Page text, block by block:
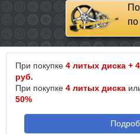
При покупке 4 литых диска +
руб.
При покупке 4 литых диска
50%